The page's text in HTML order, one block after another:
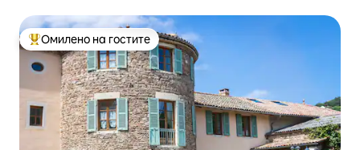
Меѓу најуспешните „Омилени на гостите“
Омилено на гостите